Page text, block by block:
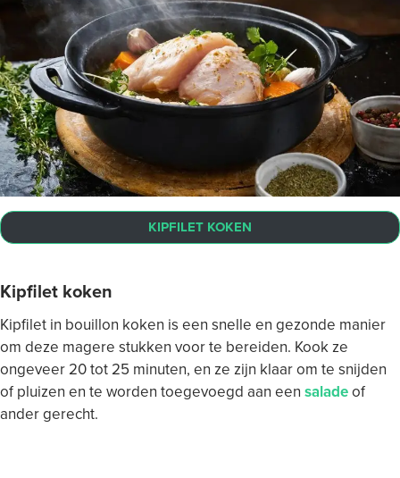
KIPFILET KOKEN
Kipfilet koken
Kipfilet in bouillon koken is een snelle en gezonde manier
om deze magere stukken voor te bereiden. Kook ze
ongeveer 20 tot 25 minuten, en ze zijn klaar om te snijden
of pluizen en te worden toegevoegd aan een saladeof
ander gerecht.